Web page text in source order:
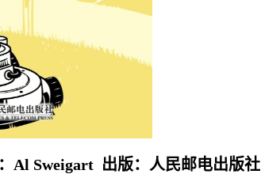
Al Sweigart 出版：人民邮电出版社